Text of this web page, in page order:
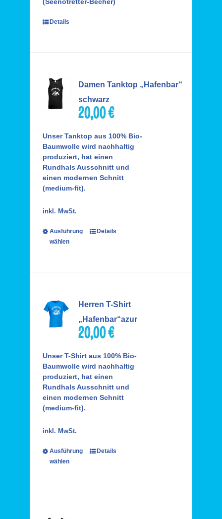
Details
Damen Tanktop „Hafenbar“
schwarz
20,00€
Unser Tanktop aus 100% Bio-
Baumwolle wird nachhaltig
produziert, hat einen
Rundhals Ausschnitt und
einen modernen Schnitt
(medium-fit).
inkl. MwSt.
Ausführung
wählen
Details
Herren T-Shirt
„Hafenbar“azur
20,00€
Unser T-Shirt aus 100% Bio-
Baumwolle wird nachhaltig
produziert, hat einen
Rundhals Ausschnitt und
einen modernen Schnitt
(medium-fit).
inkl. MwSt.
Ausführung
wählen
Details